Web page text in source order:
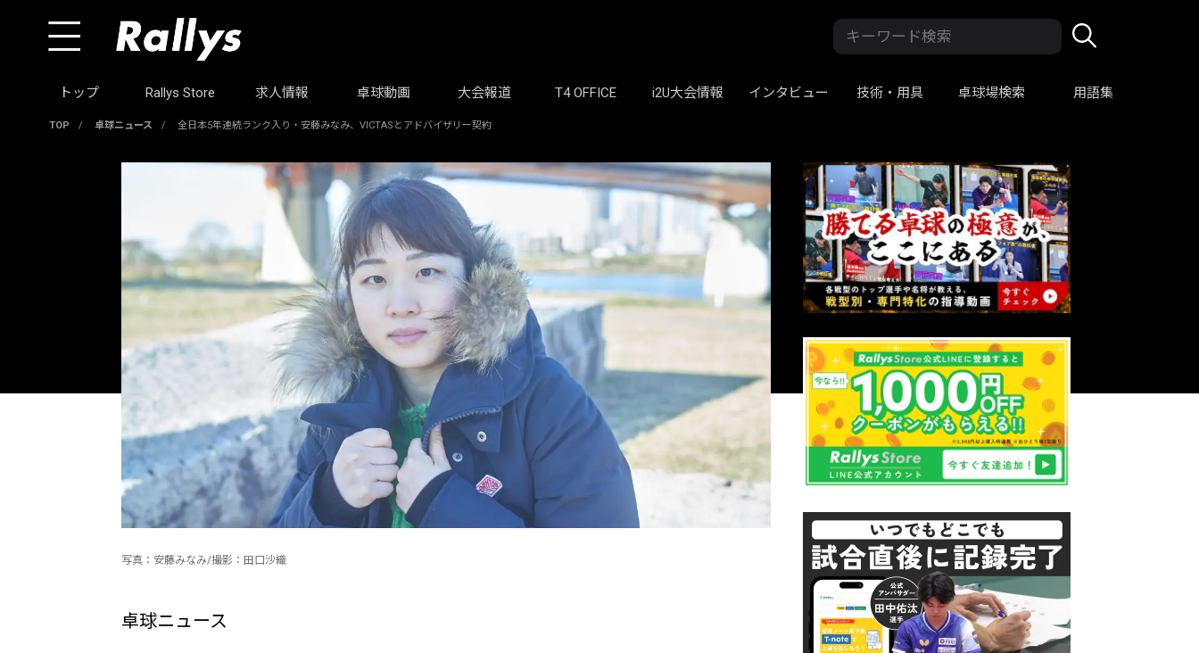
トップ Rallys Store 求人情報 卓球動画 大会報道 T4 OFFICE i2U大会情報 インタビュー 技術・用具 卓球場検索 用語集
TOP / 卓球ニュース / 全日本5年連続ランク入り・安藤みなみ、VICTASとアドバイザリー契約
写真：安藤みなみ/撮影：田口沙織
卓球ニュース